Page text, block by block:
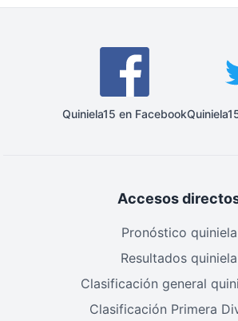
Quiniela15 en Facebook
Accesos
Pronóstico quiniela
Resultados quiniela
Clasificación general
Clasificación Primera